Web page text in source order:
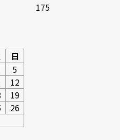
175
日
5
12
19
26